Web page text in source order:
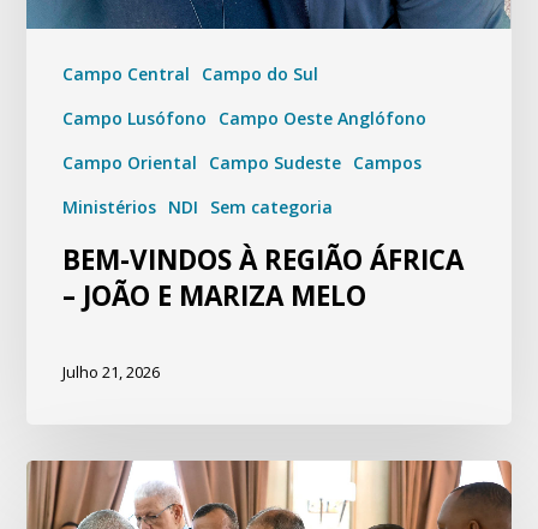
Campo Central
Campo do Sul
Campo Lusófono
Campo Oeste Anglófono
Campo Oriental
Campo Sudeste Campos
Ministérios NDI Sem categoria
BEM-VINDOS À REGIÃO ÁFRICA
– JOÃO E MARIZA MELO
Julho 21, 2026